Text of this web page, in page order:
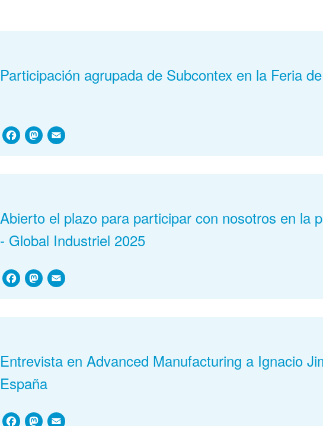
Participación agrupada de Subcontex en la Feria
Facebook
Mastodon
Abierto el plazo para participar con nosotros en la
- Global Industriel 2025
Facebook
Mastodon
Entrevista en Advanced Manufacturing a Ignacio
España
Facebook
Mastodon